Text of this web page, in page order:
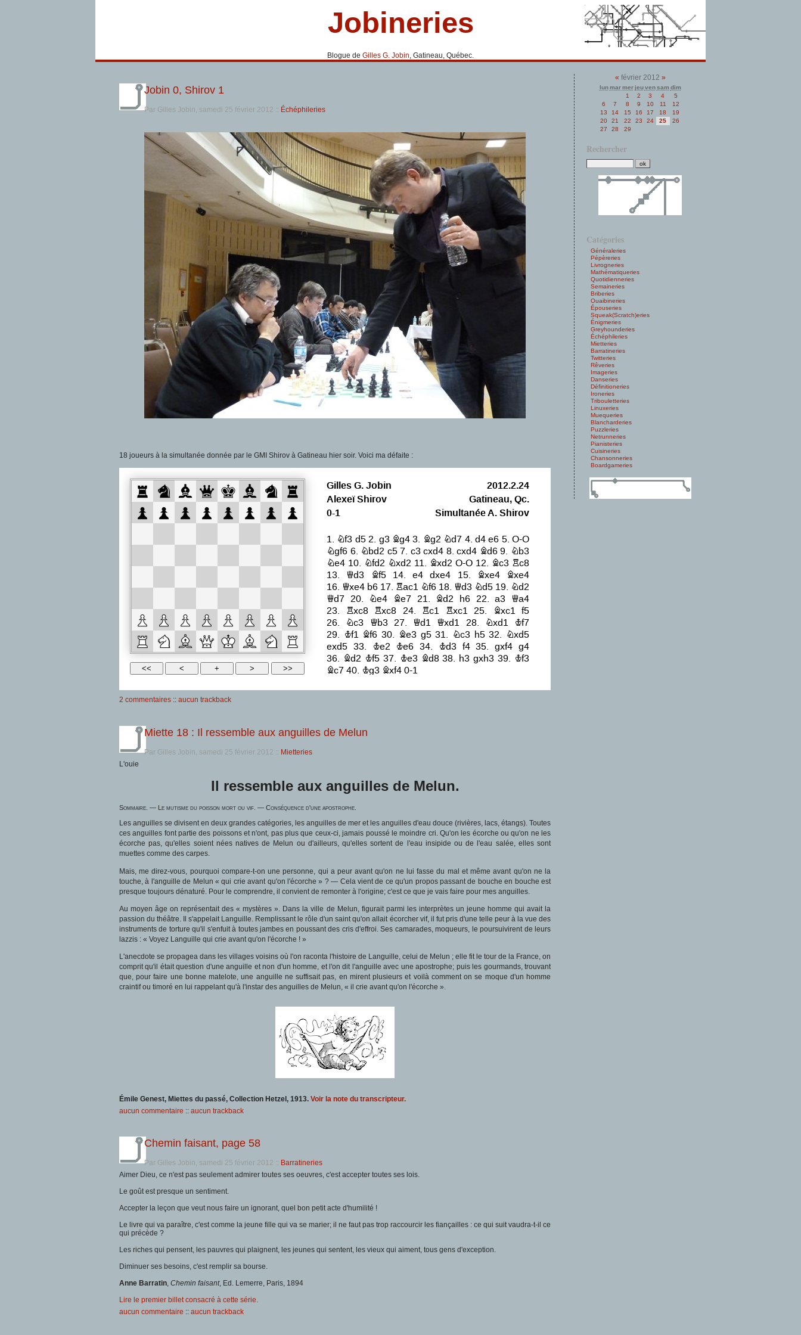
Jobineries
Blogue de Gilles G. Jobin, Gatineau, Québec.
Jobin 0, Shirov 1
Par Gilles Jobin, samedi 25 février 2012 :: Échéphileries
18 joueurs à la simultanée donnée par le GMI Shirov à Gatineau hier soir. Voici ma défaite :
2 commentaires :: aucun trackback
Miette 18 : Il ressemble aux anguilles de Melun
Par Gilles Jobin, samedi 25 février 2012 :: Mietteries
L'ouie
Il ressemble aux anguilles de Melun.
Sommaire. — Le mutisme du poisson mort ou vif. — Conséquence d'une apostrophe.
Les anguilles se divisent en deux grandes catégories, les anguilles de mer et les anguilles d'eau douce (rivières, lacs, étangs). Toutes
ces anguilles font partie des poissons et n'ont, pas plus que ceux-ci, jamais poussé le moindre cri. Qu'on les écorche ou qu'on ne les
écorche pas, qu'elles soient nées natives de Melun ou d'ailleurs, qu'elles sortent de l'eau insipide ou de l'eau salée, elles sont
muettes comme des carpes.
Mais, me direz-vous, pourquoi compare-t-on une personne, qui a peur avant qu'on ne lui fasse du mal et même avant qu'on ne la
touche, à l'anguille de Melun « qui crie avant qu'on l'écorche » ? — Cela vient de ce qu'un propos passant de bouche en bouche est
presque toujours dénaturé. Pour le comprendre, il convient de remonter à l'origine; c'est ce que je vais faire pour mes anguilles.
Au moyen âge on représentait des « mystères ». Dans la ville de Melun, figurait parmi les interprètes un jeune homme qui avait la
passion du théâtre. Il s'appelait Languille. Remplissant le rôle d'un saint qu'on allait écorcher vif, il fut pris d'une telle peur à la vue des
instruments de torture qu'il s'enfuit à toutes jambes en poussant des cris d'effroi. Ses camarades, moqueurs, le poursuivirent de leurs
lazzis : « Voyez Languille qui crie avant qu'on l'écorche ! »
L'anecdote se propagea dans les villages voisins où l'on raconta l'histoire de Languille, celui de Melun ; elle fit le tour de la France, on
comprit qu'il était question d'une anguille et non d'un homme, et l'on dit l'anguille avec une apostrophe; puis les gourmands, trouvant
que, pour faire une bonne matelote, une anguille ne suffisait pas, en mirent plusieurs et voilà comment on se moque d'un homme
craintif ou timoré en lui rappelant qu'à l'instar des anguilles de Melun, « il crie avant qu'on l'écorche ».
Émile Genest, Miettes du passé, Collection Hetzel, 1913. Voir la note du transcripteur.
aucun commentaire :: aucun trackback
Chemin faisant, page 58
Par Gilles Jobin, samedi 25 février 2012 :: Barratineries
Aimer Dieu, ce n'est pas seulement admirer toutes ses oeuvres, c'est accepter toutes ses lois.
Le goût est presque un sentiment.
Accepter la leçon que veut nous faire un ignorant, quel bon petit acte d'humilité !
Le livre qui va paraître, c'est comme la jeune fille qui va se marier; il ne faut pas trop raccourcir les fiançailles : ce qui suit vaudra-t-il ce
qui précède ?
Les riches qui pensent, les pauvres qui plaignent, les jeunes qui sentent, les vieux qui aiment, tous gens d'exception.
Diminuer ses besoins, c'est remplir sa bourse.
Anne Barratin, Chemin faisant, Ed. Lemerre, Paris, 1894
Lire le premier billet consacré à cette série.
aucun commentaire :: aucun trackback
« février 2012 »
lun mar mer jeu ven sam dim
1
2 3 4
5
6
7 8 9 10 11
12
13
14 15 16 17 18
19
20
21 22 23 24 25
26
27
28 29
Rechercher
Catégories
Généraleries
Pépèreries
Livrogneries
Mathématiqueries
Quotidienneries
Semaineries
Briberies
Ouaibineries
Épouseries
Squeak(Scratch)eries
Énigmeries
Greyhounderies
Échéphileries
Mietteries
Barratineries
Twitteries
Rêveries
Imageries
Danseries
Définitioneries
Ironeries
Tribouletteries
Linuxeries
Muequeries
Blancharderies
Puzzleries
Netrunneries
Pianisteries
Cuisineries
Chansonneries
Boardgameries